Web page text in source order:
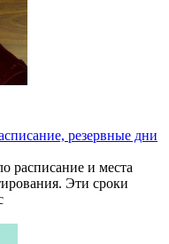
резервные дни
расписание и места
Эти сроки